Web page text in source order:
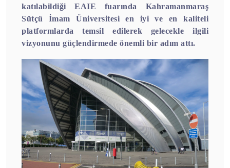
katılabildiği EAIE fuarında Kahramanmaraş
Sütçü İmam Üniversitesi en iyi ve en kaliteli
platformlarda temsil edilerek gelecekle ilgili
vizyonunu güçlendirmede önemli bir adım attı.